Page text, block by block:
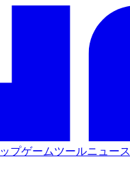
プゲームツールニュース